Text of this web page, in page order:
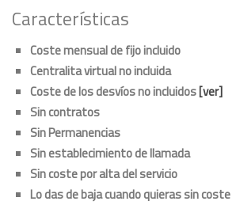
Características
Coste mensual de fijo incluido
Centralita virtual no incluida
Coste de los desvíos no incluidos[ver]
Sin contratos
Sin Permanencias
Sin establecimiento de llamada
Sin coste por alta del servicio
Lo das de baja cuando quieras sin coste